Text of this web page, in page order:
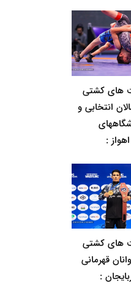
های کشتی
انتخابی و
:
های کشتی
قهرمانی
: